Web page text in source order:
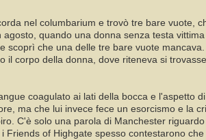
nel columbarium e trovò tre bare vuote,
quando una donna senza testa
che una delle tre bare vuote
corpo della donna, dove riteneva si
coagulato ai lati della bocca e l'aspetto
ma che lui invece fece un esorcismo e la
C'è solo una parola di Manchester
of Highgate spesso contestarono